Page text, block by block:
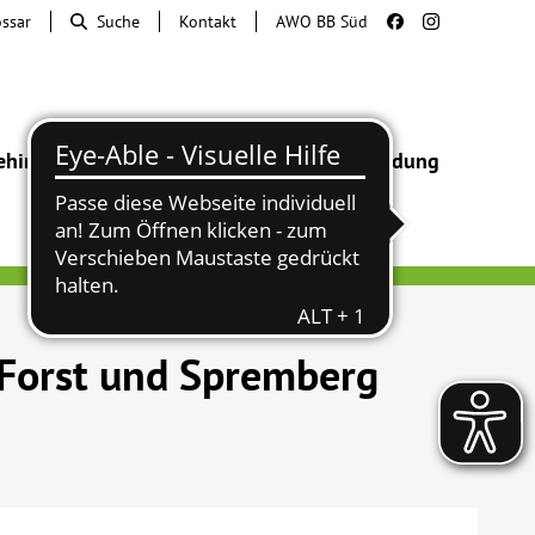
Beratung & HilfeBegegnung Bildung
Suche Kontakt AWO BB Süd
und Spremberg